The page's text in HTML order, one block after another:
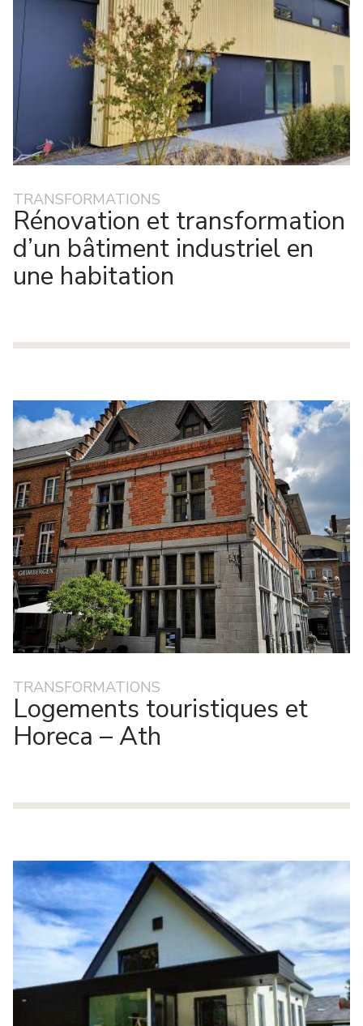
TRANSFORMATIONS
Rénovation et transformation
d’un bâtiment industriel en
une habitation
TRANSFORMATIONS
Logements touristiques et
Horeca – Ath